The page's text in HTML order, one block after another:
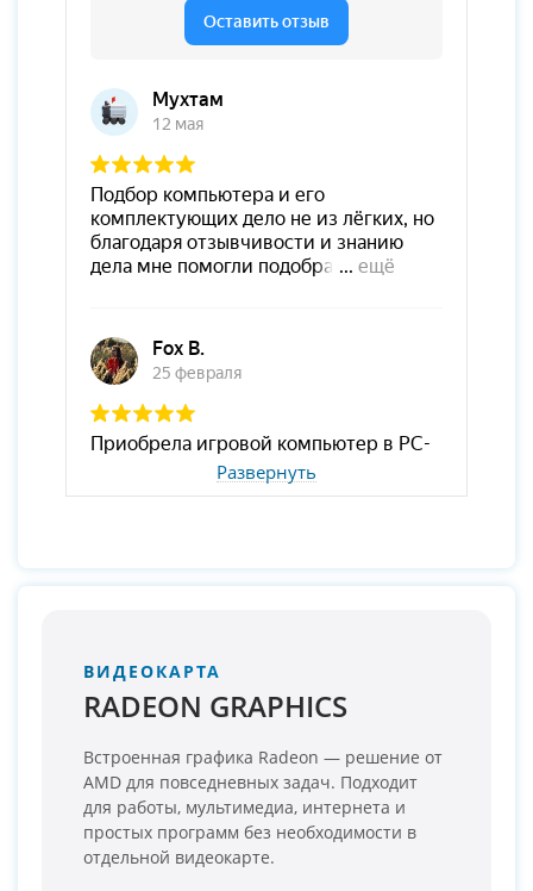
Развернуть
ВИДЕОКАРТА
RADEON GRAPHICS
Встроенная графика Radeon — решение от
AMD для повседневных задач. Подходит
для работы, мультимедиа, интернета и
простых программ без необходимости в
отдельной видеокарте.